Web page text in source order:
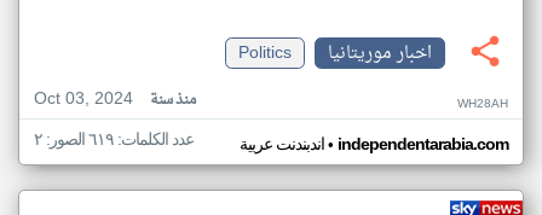
اخبار موريتانيا
Politics
Oct 03, 2024
منذ سنة WH28AH
اندبندنت عربية• independentarabia.com عدد الكلمات: ٦١٩ الصور: ٢